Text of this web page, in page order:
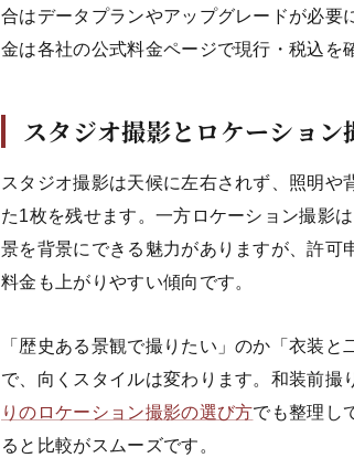
合はデータプランやアップグレードが必要
金は各社の公式料金ページで現行・税込を
スタジオ撮影とロケーショ
スタジオ撮影は天候に左右されず、照明や
た1枚を残せます。一方ロケーション撮影
景を背景にできる魅力がありますが、許可
料金も上がりやすい傾向です。
「歴史ある景観で撮りたい」のか「衣装
で、向くスタイルは変わります。和装前撮
りのロケーション撮影の選び方でも整理し
ると比較がスムーズです。